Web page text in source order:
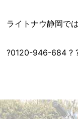
ライトナウ静岡で
?0120-946-684 ?